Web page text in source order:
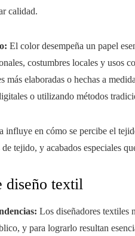
calidad.
El color desempeña un papel
costumbres locales y usos
más elaboradas o hechas a
o utilizando métodos
influye en cómo se percibe el
de tejido, y acabados especiales
diseño textil
Los diseñadores textiles
y para lograrlo resultan